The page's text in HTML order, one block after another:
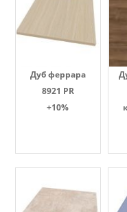
Дуб феррара
8921 PR
+10%